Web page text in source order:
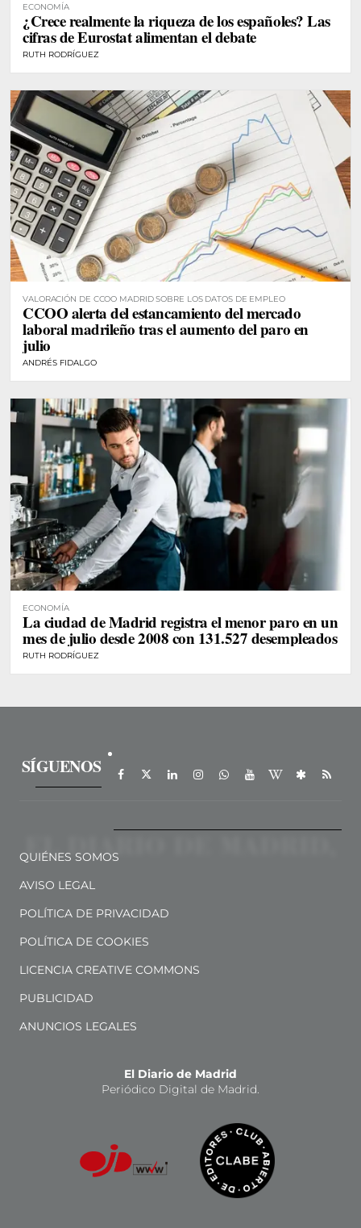
ECONOMÍA
¿Crece realmente la riqueza de los españoles? Las
cifras de Eurostat alimentan el debate
RUTH RODRÍGUEZ
VALORACIÓN DE CCOO MADRID SOBRE LOS DATOS DE EMPLEO
CCOO alerta del estancamiento del mercado
laboral madrileño tras el aumento del paro en
julio
ANDRÉS FIDALGO
ECONOMÍA
La ciudad de Madrid registra el menor paro en un
mes de julio desde 2008 con 131.527 desempleados
RUTH RODRÍGUEZ
SÍGUENOS
QUIÉNES SOMOS
AVISO LEGAL
POLÍTICA DE PRIVACIDAD
POLÍTICA DE COOKIES
LICENCIA CREATIVE COMMONS
PUBLICIDAD
ANUNCIOS LEGALES
El Diario de Madrid
Periódico Digital de Madrid.